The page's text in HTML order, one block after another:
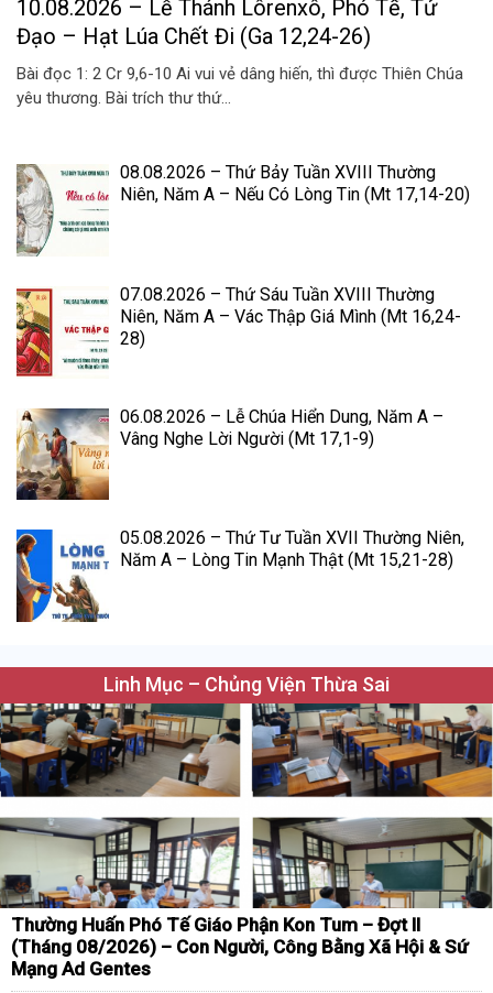
10.08.2026 – Lễ Thánh Lôrenxô, Phó Tế, Tử
Đạo – Hạt Lúa Chết Đi (Ga 12,24-26)
Bài đọc 1: 2 Cr 9,6-10 Ai vui vẻ dâng hiến, thì được Thiên Chúa
yêu thương. Bài trích thư thứ...
08.08.2026 – Thứ Bảy Tuần XVIII Thường
Niên, Năm A – Nếu Có Lòng Tin (Mt 17,14-20)
07.08.2026 – Thứ Sáu Tuần XVIII Thường
Niên, Năm A – Vác Thập Giá Mình (Mt 16,24-
28)
06.08.2026 – Lễ Chúa Hiển Dung, Năm A –
Vâng Nghe Lời Người (Mt 17,1-9)
05.08.2026 – Thứ Tư Tuần XVII Thường Niên,
Năm A – Lòng Tin Mạnh Thật (Mt 15,21-28)
Linh Mục – Chủng Viện Thừa Sai
Thường Huấn Phó Tế Giáo Phận Kon Tum – Đợt II
(Tháng 08/2026) – Con Người, Công Bằng Xã Hội & Sứ
Mạng Ad Gentes